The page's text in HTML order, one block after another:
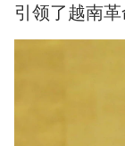
引领了越南革